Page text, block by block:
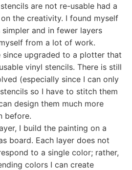
are not re-usable had a
the creativity. I found myself
simpler and in fewer layers
from a lot of work.
since upgraded to a plotter that
vinyl stencils. There is still
(especially since I can only
so I have to stitch them
design them much more
before.
I build the painting on a
board. Each layer does not
to a single color; rather,
colors I can create